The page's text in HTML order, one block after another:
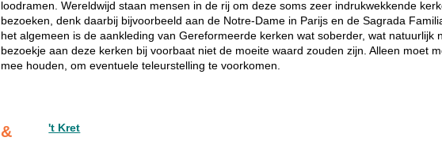
loodramen. Wereldwijd staan mensen in de rij om deze soms zeer indrukwekkende
bezoeken, denk daarbij bijvoorbeeld aan de Notre-Dame in Parijs en de Sagrada
het algemeen is de aankleding van Gereformeerde kerken wat soberder, wat natuurlijk
bezoekje aan deze kerken bij voorbaat niet de moeite waard zouden zijn. Alleen moet
mee houden, om eventuele teleurstelling te voorkomen.
&
't Kret